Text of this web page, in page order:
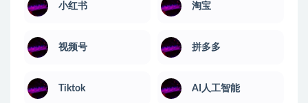
小红书 淘宝
视频号 拼多多
Tiktok AI人工智能